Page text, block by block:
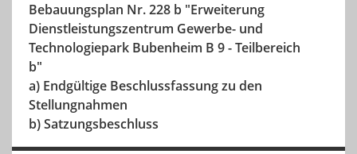
Bebauungsplan Nr. 228 b "Erweiterung
Dienstleistungszentrum Gewerbe- und
Technologiepark Bubenheim B 9 - Teilbereich
b"
a) Endgültige Beschlussfassung zu den
Stellungnahmen
b) Satzungsbeschluss